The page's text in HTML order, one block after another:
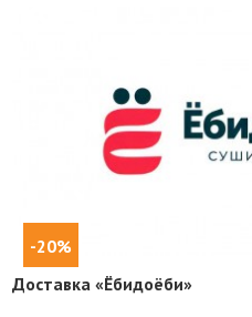
-20%
Доставка «Ёбидоёби»